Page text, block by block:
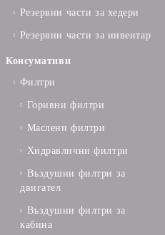
Резервни части за хедери
Резервни части за инвентар
Консумативи
Филтри
Горивни филтри
Маслени филтри
Хидравлични филтри
Въздушни филтри за
двигател
Въздушни филтри за
кабина